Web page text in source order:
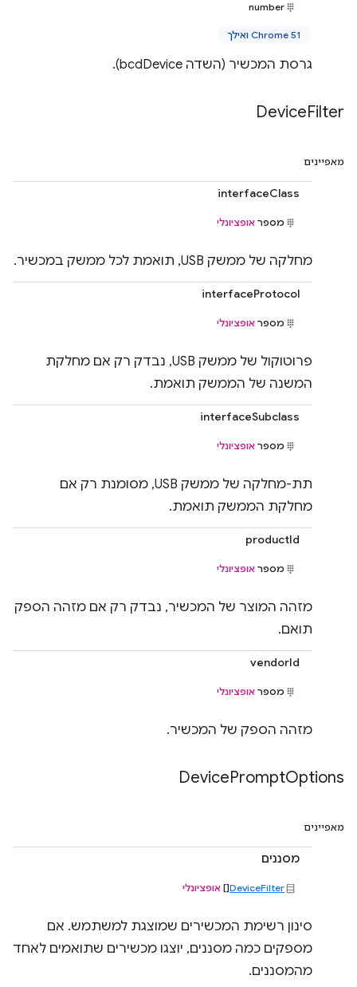
number
Chrome 51 ואילך
גרסת המכשיר (השדה bcdDevice).
DeviceFilter
מאפיינים
interfaceClass
מספר אופציונלי
מחלקה של ממשק USB, תואמת לכל ממשק במכשיר.
interfaceProtocol
מספר אופציונלי
פרוטוקול של ממשק USB, נבדק רק אם מחלקת
המשנה של הממשק תואמת.
interfaceSubclass
מספר אופציונלי
תת-מחלקה של ממשק USB, מסומנת רק אם
מחלקת הממשק תואמת.
productId
מספר אופציונלי
מזהה המוצר של המכשיר, נבדק רק אם מזהה הספק
תואם.
vendorId
מספר אופציונלי
מזהה הספק של המכשיר.
DevicePromptOptions
מאפיינים
מסננים
DeviceFilter
[] אופציונלי
סינון רשימת המכשירים שמוצגת למשתמש. אם
מספקים כמה מסננים, יוצגו מכשירים שתואמים לאחד
מהמסננים.